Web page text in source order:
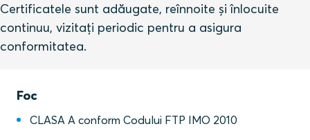
Certificatele sunt adăugate, reînnoite și înlocuite
continuu, vizitați periodic pentru a asigura
conformitatea.
Foc
CLASA A conform Codului FTP IMO 2010